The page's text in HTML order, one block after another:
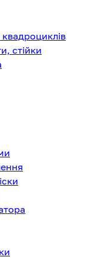
стійки